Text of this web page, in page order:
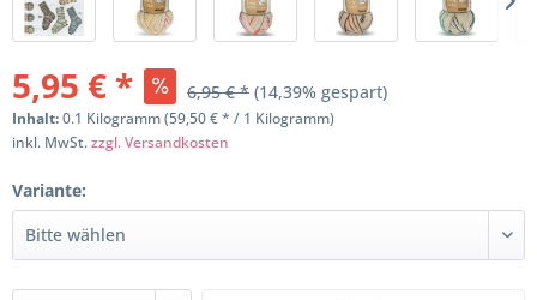
5,95 € * 6,95 € * (14,39% gespart)
Inhalt:0.1 Kilogramm (59,50 € * / 1 Kilogramm)
inkl. MwSt.zzgl. Versandkosten
Variante: